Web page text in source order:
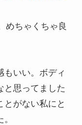
めちゃくちゃ良
もいい。ボディ
と思ってました
とがない私にと